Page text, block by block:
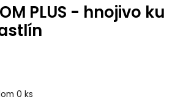
PLUS - hnojivo ku
0 ks